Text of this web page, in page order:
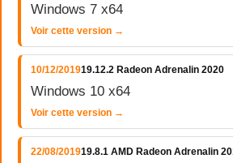
Windows 7 x64
Voir cette version →
10/12/201919.12.2 Radeon Adrenalin 2020
Windows 10 x64
Voir cette version →
22/08/201919.8.1 AMD Radeon Adrenalin